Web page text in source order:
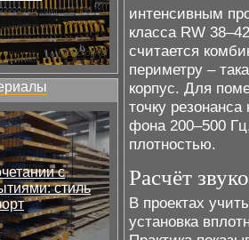
с
стиль
интенсивным
класса RW
считается
периметру –
корпус. Для
точку
фона 200–500
плотностью.
Расчёт
В проектах
установка